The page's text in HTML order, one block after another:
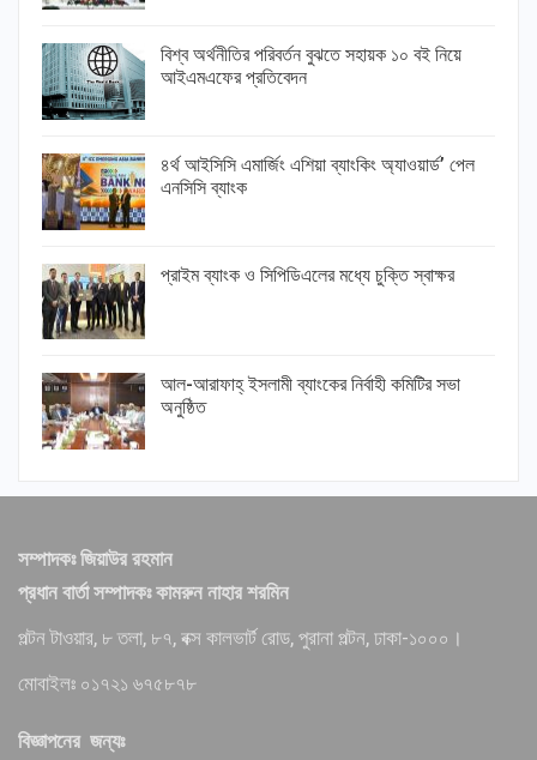
বিশ্ব অর্থনীতির পরিবর্তন বুঝতে সহায়ক ১০ বই নিয়ে
আইএমএফের প্রতিবেদন
৪র্থ আইসিসি এমার্জিং এশিয়া ব্যাংকিং অ্যাওয়ার্ড’ পেল
এনসিসি ব্যাংক
প্রাইম ব্যাংক ও সিপিডিএলের মধ্যে চুক্তি স্বাক্ষর
আল-আরাফাহ্ ইসলামী ব্যাংকের নির্বাহী কমিটির সভা
অনুষ্ঠিত
সম্পাদকঃ জিয়াউর রহমান
প্রধান বার্তা সম্পাদকঃ কামরুন নাহার শরমিন
পল্টন টাওয়ার, ৮ তলা, ৮৭, বক্স কালভার্ট রোড, পুরানা পল্টন, ঢাকা-১০০০।
মোবাইলঃ ০১৭২১ ৬৭৫৮৭৮
বিজ্ঞাপনের জন্যঃ